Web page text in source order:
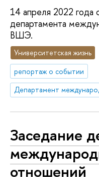
14 апреля 2022 года
департамента
ВШЭ.
Университетская жизнь
репортаж о событии
Заседание
отношений